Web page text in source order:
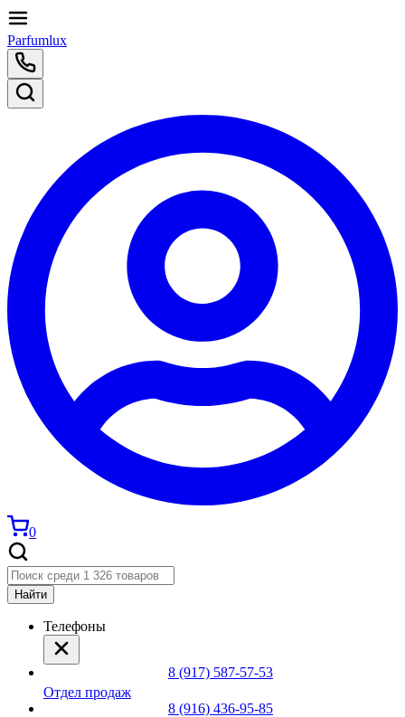
Parfumlux
0
Найти
Телефоны
8 (917) 587-57-53
Отдел продаж
8 (916) 436-95-85